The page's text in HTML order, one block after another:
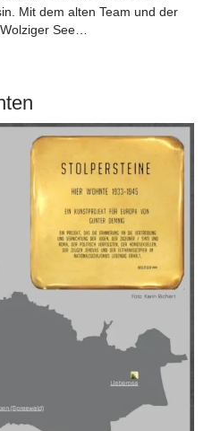
Mit dem alten Team und der
See…